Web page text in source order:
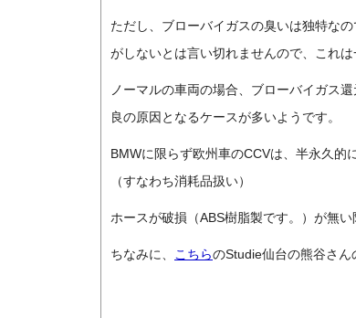
ただし、ブローバイガスの臭いは独特な
がしないとは言い切れませんので、これ
ノーマルの車両の場合、ブローバイガス
良の原因となるケースが多いようです。
BMWに限らず欧州車のCCVは、半永久的
（すなわち消耗品扱い）
ホースが破損（ABS樹脂製です。）が無い
ちなみに、 こちらのStudie仙台の熊谷さん